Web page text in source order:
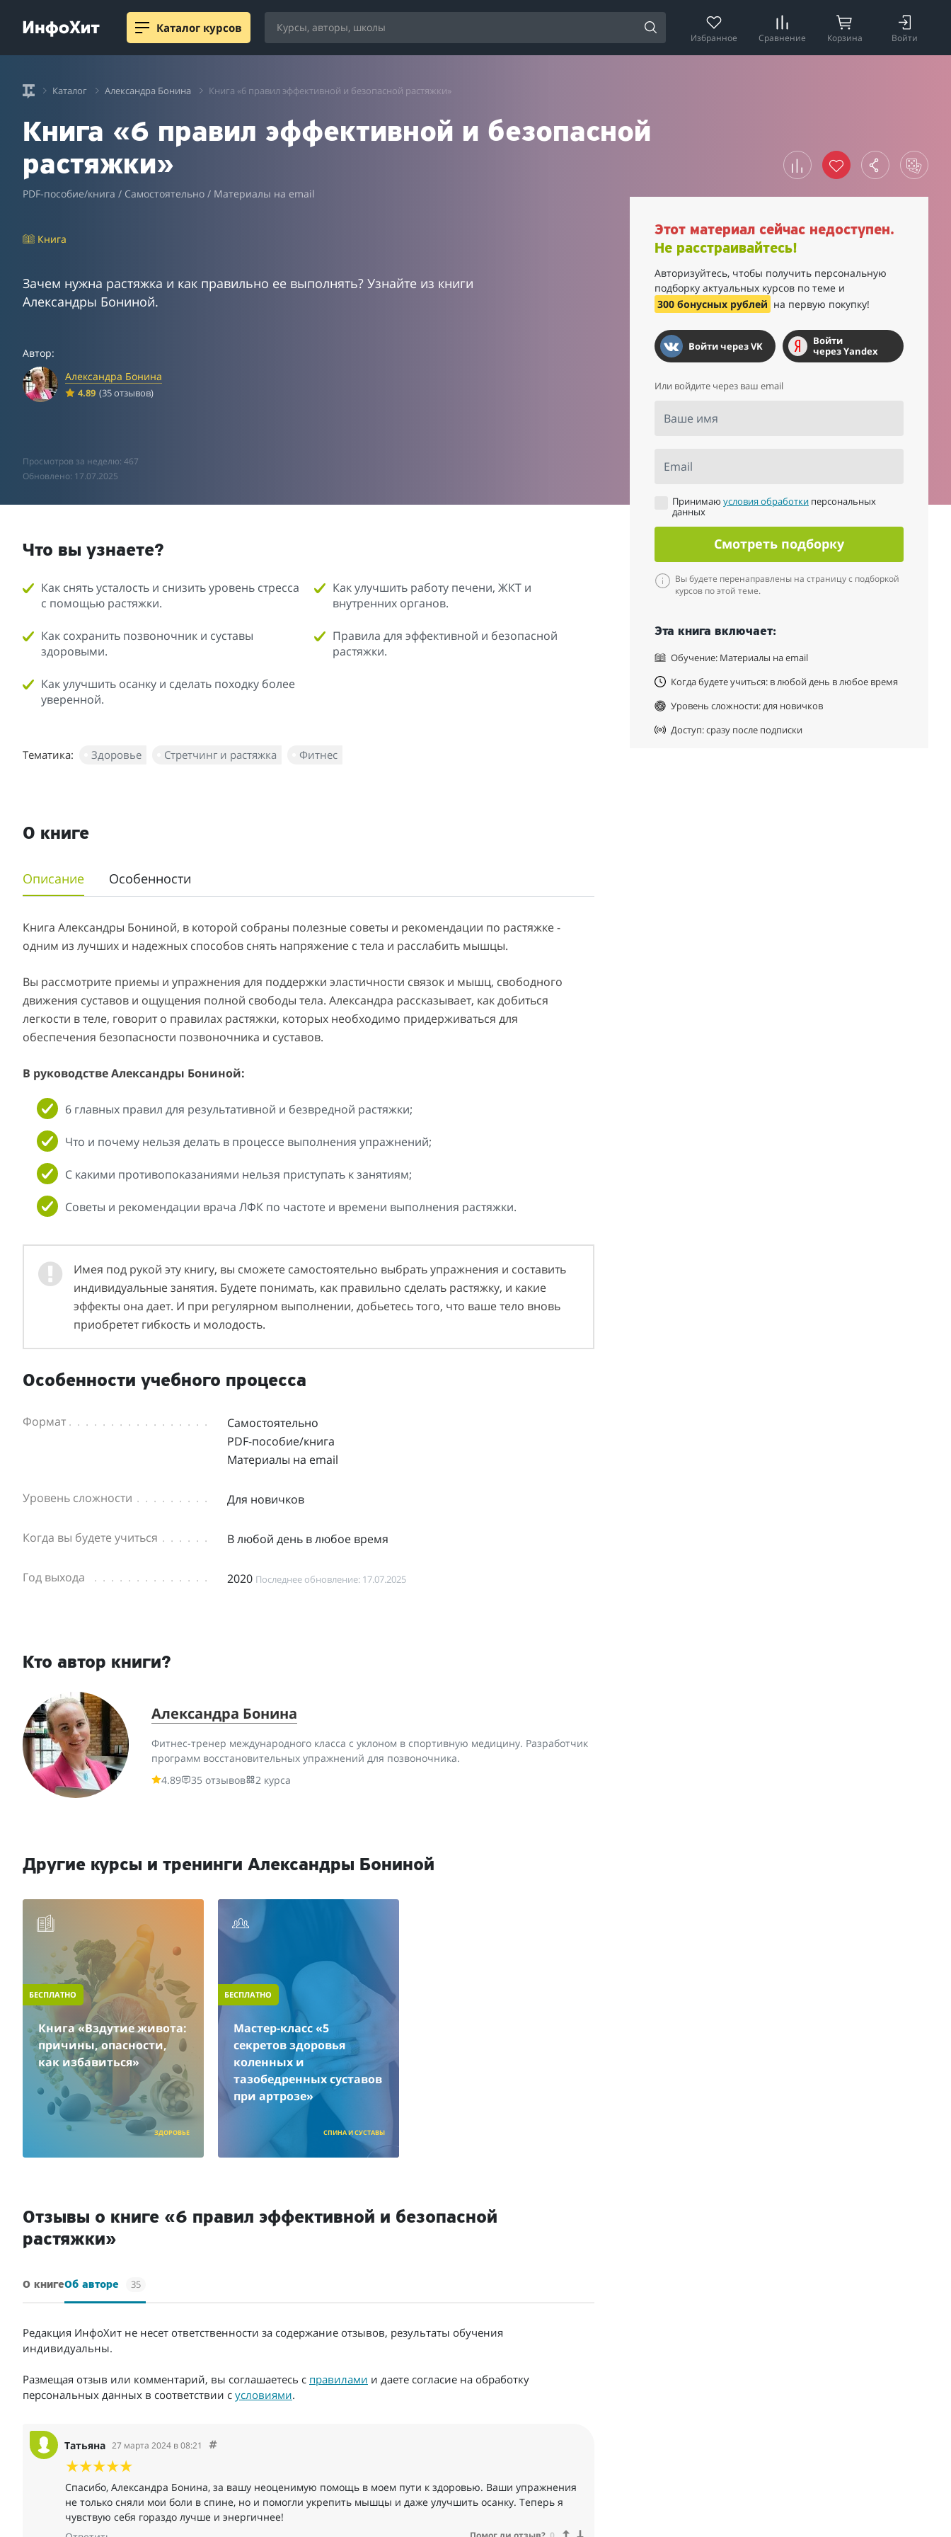
Каталог курсов
Избранное Сравнение Корзина Войти
Каталог Александра Бонина Книга «6 правил эффективной и безопасной растяжки»
Книга «6 правил эффективной и безопасной
растяжки»
PDF-пособие/книга / Самостоятельно / Материалы на email
Книга
Зачем нужна растяжка и как правильно ее выполнять? Узнайте из книги
Александры Бониной.
Автор:
Александра Бонина
4.89 (35 отзывов)
Просмотров за неделю: 467
Обновлено: 17.07.2025
Этот материал сейчас недоступен.
Не расстраивайтесь!
Авторизуйтесь, чтобы получить персональную
подборку актуальных курсов по теме и
300 бонусных рублей на первую покупку!
Войти через VK
Войти
через Yandex
Или войдите через ваш email
Ваше имя
Email
Принимаюусловия обработки персональных
данных
Смотреть подборку
Вы будете перенаправлены на страницу с подборкой
курсов по этой теме.
Эта книга включает:
Обучение: Материалы на email
Когда будете учиться: в любой день в любое время
Уровень сложности: для новичков
Доступ: сразу после подписки
Что вы узнаете?
Как снять усталость и снизить уровень стресса
с помощью растяжки.
Как сохранить позвоночник и суставы
здоровыми.
Как улучшить осанку и сделать походку более
уверенной.
Как улучшить работу печени, ЖКТ и
внутренних органов.
Правила для эффективной и безопасной
растяжки.
Тематика: Здоровье Стретчинг и растяжка Фитнес
О книге
Описание Особенности
Книга Александры Бониной, в которой собраны полезные советы и рекомендации по растяжке -
одним из лучших и надежных способов снять напряжение с тела и расслабить мышцы.
Вы рассмотрите приемы и упражнения для поддержки эластичности связок и мышц, свободного
движения суставов и ощущения полной свободы тела. Александра рассказывает, как добиться
легкости в теле, говорит о правилах растяжки, которых необходимо придерживаться для
обеспечения безопасности позвоночника и суставов.
В руководстве Александры Бониной:
6 главных правил для результативной и безвредной растяжки;
Что и почему нельзя делать в процессе выполнения упражнений;
С какими противопоказаниями нельзя приступать к занятиям;
Советы и рекомендации врача ЛФК по частоте и времени выполнения растяжки.
Имея под рукой эту книгу, вы сможете самостоятельно выбрать упражнения и составить
индивидуальные занятия. Будете понимать, как правильно сделать растяжку, и какие
эффекты она дает. И при регулярном выполнении, добьетесь того, что ваше тело вновь
приобретет гибкость и молодость.
Особенности учебного процесса
Формат
Самостоятельно
PDF-пособие/книга
Материалы на email
Уровень сложности Для новичков
Когда вы будете учиться В любой день в любое время
Год выхода 2020 Последнее обновление: 17.07.2025
Кто автор книги?
Александра Бонина
Фитнес-тренер международного класса с уклоном в спортивную медицину. ​Разработчик
программ восстановительных упражнений для позвоночника.
4.89
35 отзывов 2 курса
Другие курсы и тренинги Александры Бониной
БЕСПЛАТНО
Книга «Вздутие живота:
причины, опасности,
как избавиться»
ЗДОРОВЬЕ
БЕСПЛАТНО
Мастер-класс «5
секретов здоровья
коленных и
тазобедренных суставов
при артрозе»
СПИНА И СУСТАВЫ
Отзывы о книге «6 правил эффективной и безопасной
растяжки»
О книгеОб авторе 35
Редакция ИнфоХит не несет ответственности за содержание отзывов, результаты обучения
индивидуальны.
Размещая отзыв или комментарий, вы соглашаетесь с правилами и даете согласие на обработку
персональных данных в соответствии с условиями.
Татьяна 27 марта 2024 в 08:21
Спасибо, Александра Бонина, за вашу неоценимую помощь в моем пути к здоровью. Ваши упражнения
не только сняли мои боли в спине, но и помогли укрепить мышцы и даже улучшить осанку. Теперь я
чувствую себя гораздо лучше и энергичнее!